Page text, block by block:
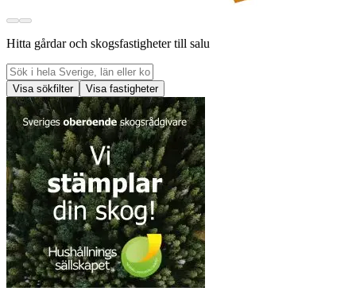
Hitta gårdar och skogsfastigheter till salu
Visa sökfilter Visa fastigheter